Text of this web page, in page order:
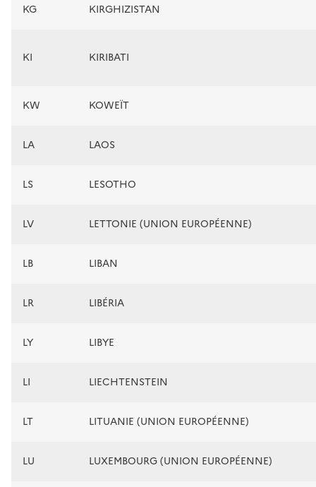
KG KIRGHIZISTAN
KI KIRIBATI
KW KOWEÏT
LA LAOS
LS LESOTHO
LV LETTONIE (UNION EUROPÉENNE)
LB LIBAN
LR LIBÉRIA
LY LIBYE
LI LIECHTENSTEIN
LT LITUANIE (UNION EUROPÉENNE)
LU LUXEMBOURG (UNION EUROPÉENNE)